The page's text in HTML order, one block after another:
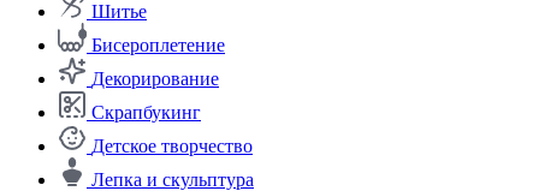
Шитье
Бисероплетение
Декорирование
Скрапбукинг
Детское творчество
Лепка и скульптура